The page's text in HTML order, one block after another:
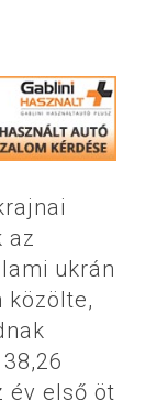
az
ukrán
közölte,
év első öt